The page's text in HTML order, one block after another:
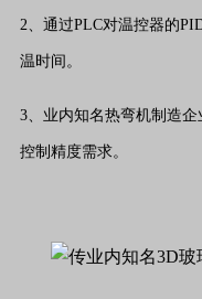
2、通过PLC对温控器的
温时间。
3、业内知名热弯机制造
控制精度需求。